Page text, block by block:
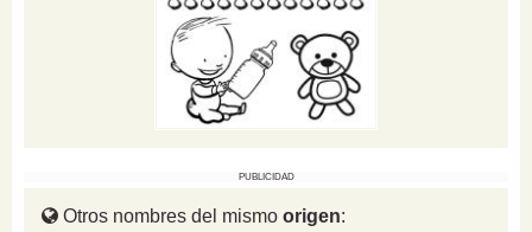
PUBLICIDAD
Otros nombres del mismo origen: